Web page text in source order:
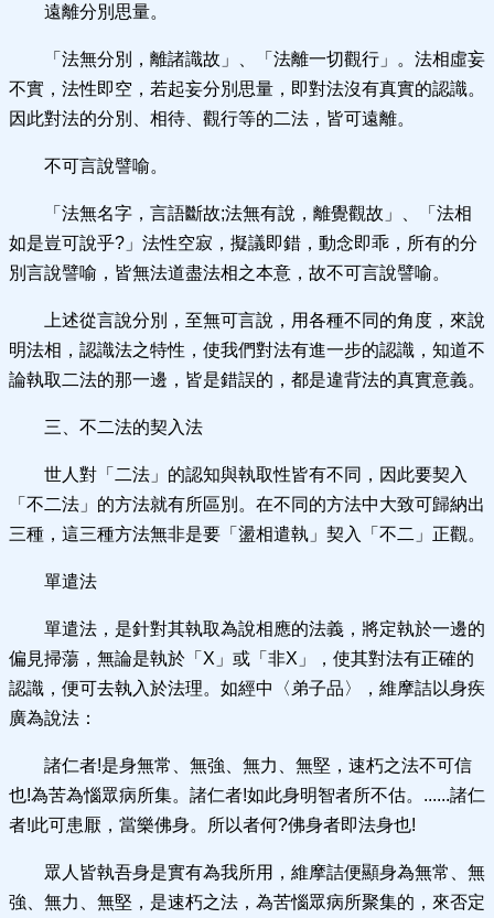
遠離分別思量。
「法無分別，離諸識故」、「法離一切觀行」。法相虛妄
不實，法性即空，若起妄分別思量，即對法沒有真實的認識。
因此對法的分別、相待、觀行等的二法，皆可遠離。
不可言說譬喻。
「法無名字，言語斷故;法無有說，離覺觀故」、「法相
如是豈可說乎?」法性空寂，擬議即錯，動念即乖，所有的分
別言說譬喻，皆無法道盡法相之本意，故不可言說譬喻。
上述從言說分別，至無可言說，用各種不同的角度，來說
明法相，認識法之特性，使我們對法有進一步的認識，知道不
論執取二法的那一邊，皆是錯誤的，都是違背法的真實意義。
三、不二法的契入法
世人對「二法」的認知與執取性皆有不同，因此要契入
「不二法」的方法就有所區別。在不同的方法中大致可歸納出
三種，這三種方法無非是要「盪相遣執」契入「不二」正觀。
單遣法
單遣法，是針對其執取為說相應的法義，將定執於一邊的
偏見掃蕩，無論是執於「X」或「非X」，使其對法有正確的
認識，便可去執入於法理。如經中〈弟子品〉，維摩詰以身疾
廣為說法：
諸仁者!是身無常、無強、無力、無堅，速朽之法不可信
也!為苦為惱眾病所集。諸仁者!如此身明智者所不估。......諸仁
者!此可患厭，當樂佛身。所以者何?佛身者即法身也!
眾人皆執吾身是實有為我所用，維摩詰便顯身為無常、無
強、無力、無堅，是速朽之法，為苦惱眾病所聚集的，來否定